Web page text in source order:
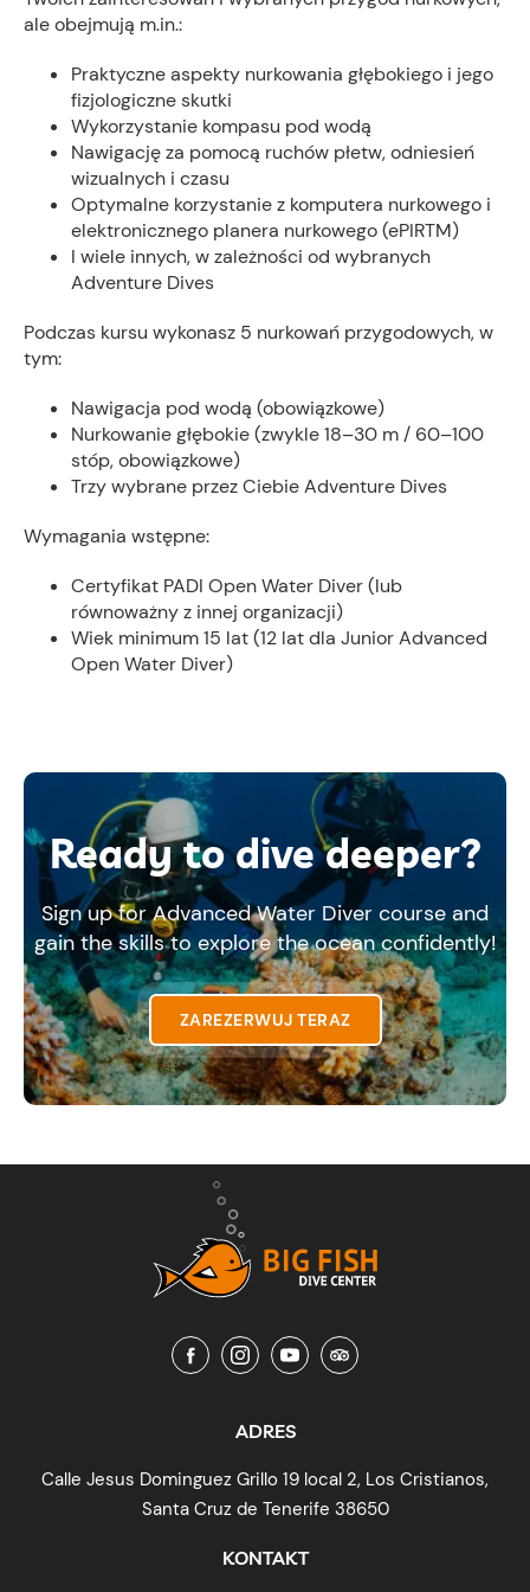
ale obejmują m.in.:
Praktyczne aspekty nurkowania głębokiego i jego
fizjologiczne skutki
Wykorzystanie kompasu pod wodą
Nawigację za pomocą ruchów płetw, odniesień
wizualnych i czasu
Optymalne korzystanie z komputera nurkowego i
elektronicznego planera nurkowego (ePIRTM)
I wiele innych, w zależności od wybranych
Adventure Dives
Podczas kursu wykonasz 5 nurkowań przygodowych, w
tym:
Nawigacja pod wodą (obowiązkowe)
Nurkowanie głębokie (zwykle 18–30 m / 60–100
stóp, obowiązkowe)
Trzy wybrane przez Ciebie Adventure Dives
Wymagania wstępne:
Certyfikat PADI Open Water Diver (lub
równoważny z innej organizacji)
Wiek minimum 15 lat (12 lat dla Junior Advanced
Open Water Diver)
Ready to dive deeper?
Sign up for Advanced Water Diver course and
gain the skills to explore the ocean confidently!
ZAREZERWUJ TERAZ
ADRES
Calle Jesus Dominguez Grillo 19 local 2, Los Cristianos,
Santa Cruz de Tenerife 38650
KONTAKT